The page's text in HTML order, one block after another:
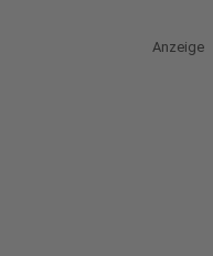
Anzeige